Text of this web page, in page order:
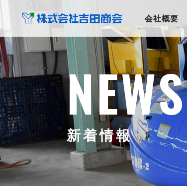
会社概要
NEWS
新着情報